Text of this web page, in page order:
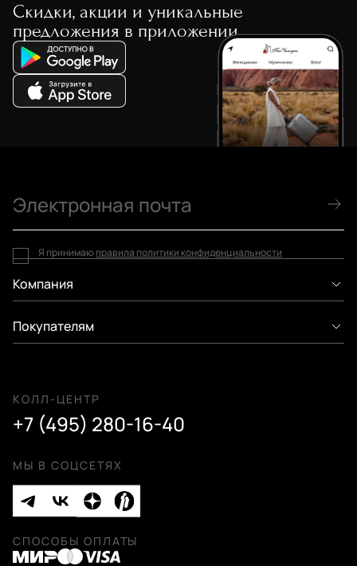
Скидки, акции и уникальные
предложения в приложении
Компания
Покупателям
КОЛЛ-ЦЕНТР
+7 (495) 280-16-40
МЫ В СОЦСЕТЯХ
Я принимаю правила политики конфиденциальности
СПОСОБЫ ОПЛАТЫ